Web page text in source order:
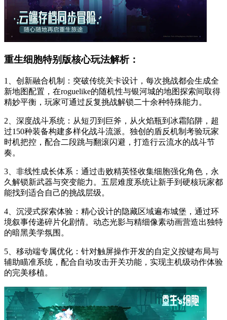
重生细胞特别版核心玩法解析：
1、创新融合机制：突破传统关卡设计，每次挑战都会生成全
新地图配置，在roguelike的随机性与银河城的地图探索间取得
精妙平衡，玩家可通过反复挑战解锁二十余种特殊能力。
2、深度战斗系统：从短刃到巨斧，从火焰瓶到冰霜陷阱，超
过150种装备构建多样化战斗流派。独创的盾反机制考验玩家
时机把控，配合二段跳与翻滚闪避，打造行云流水的战斗节
奏。
3、非线性成长体系：通过击败精英怪收集细胞强化角色，永
久解锁新武器与突变能力。五层难度系统让新手到硬核玩家都
能找到适合自己的挑战层级。
4、沉浸式探索体验：精心设计的隐藏区域遍布城堡，通过环
境叙事传递碎片化剧情。动态光影与精细像素动画营造出独特
的暗黑美学氛围。
5、移动端专属优化：针对触屏操作开发的自定义按键布局与
辅助瞄准系统，配合自动攻击开关功能，实现主机级动作体验
的完美移植。